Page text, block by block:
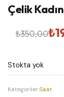
Çelik
₺350,00
Orijinal
₺350,00.
₺
Şu
fiyat:
₺199,00.
Stokta yok
Kategoriler:Saat